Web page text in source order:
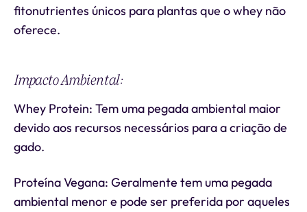
fitonutrientes únicos para plantas que o whey não
oferece.
Impacto Ambiental:
Whey Protein: Tem uma pegada ambiental maior
devido aos recursos necessários para a criação de
gado.
Proteína Vegana: Geralmente tem uma pegada
ambiental menor e pode ser preferida por aqueles